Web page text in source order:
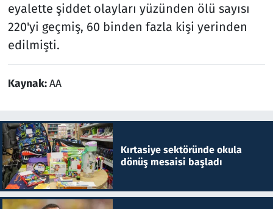
eyalette şiddet olayları yüzünden ölü sayısı
220'yi geçmiş, 60 binden fazla kişi yerinden
edilmişti.
Kaynak:AA
Kırtasiye sektöründe okula
dönüş mesaisi başladı